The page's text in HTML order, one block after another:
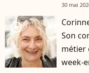
30 mai
player2
Son
métier
week-